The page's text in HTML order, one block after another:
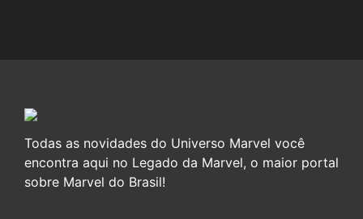
Todas as novidades do Universo Marvel você
encontra aqui no Legado da Marvel, o maior portal
sobre Marvel do Brasil!